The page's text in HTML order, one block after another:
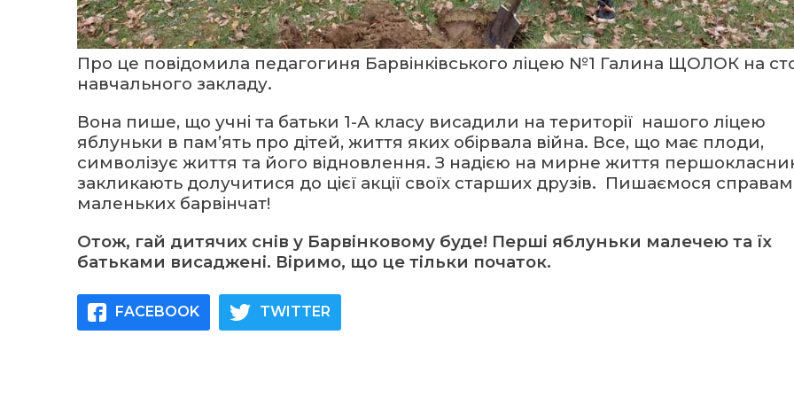
Про це повідомила педагогиня Барвінківського ліцею №1 Галина ЩОЛОК на
навчального закладу.
Вона пише, що учні та батьки 1-А класу висадили на території нашого ліцею
яблуньки в пам’ять про дітей, життя яких обірвала війна. Все, що має плоди,
символізує життя та його відновлення. З надією на мирне життя
закликають долучитися до цієї акції своїх старших друзів. Пишаємося
маленьких барвінчат!
Отож, гай дитячих снів у Барвінковому буде! Перші яблуньки малечею та їх
батьками висаджені. Віримо, що це тільки початок.
FACEBOOK TWITTER